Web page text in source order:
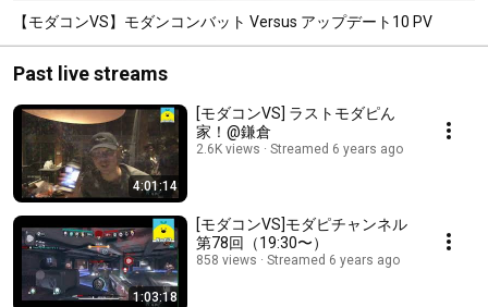
【モダコンVS】モダンコンバット Versus アップデート10 PV
Past live streams
4:01:14
[モダコンVS] ラストモダピん
家！@鎌倉
2.6K views Streamed 6 years ago
1:03:18
[モダコンVS]モダピチャンネル
第78回（19:30〜）
858 views Streamed 6 years ago